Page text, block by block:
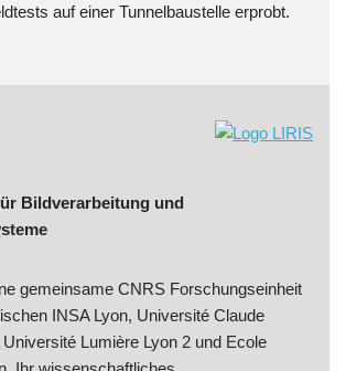
auf einer Tunnelbaustelle erprobt.
Bildverarbeitung und
gemeinsame CNRS Forschungseinheit
INSA Lyon, Université Claude
Lumière Lyon 2 und Ecole